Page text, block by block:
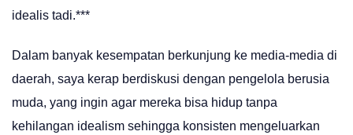
idealis tadi.***
Dalam banyak kesempatan berkunjung ke media-media di
daerah, saya kerap berdiskusi dengan pengelola berusia
muda, yang ingin agar mereka bisa hidup tanpa
kehilangan idealism sehingga konsisten mengeluarkan